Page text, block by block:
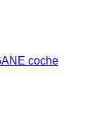
coche